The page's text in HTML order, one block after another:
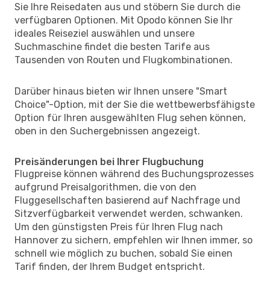
Sie Ihre Reisedaten aus und stöbern Sie durch die
verfügbaren Optionen. Mit Opodo können Sie Ihr
ideales Reiseziel auswählen und unsere
Suchmaschine findet die besten Tarife aus
Tausenden von Routen und Flugkombinationen.
Darüber hinaus bieten wir Ihnen unsere "Smart
Choice"-Option, mit der Sie die wettbewerbsfähigste
Option für Ihren ausgewählten Flug sehen können,
oben in den Suchergebnissen angezeigt.
Preisänderungen bei Ihrer Flugbuchung
Flugpreise können während des Buchungsprozesses
aufgrund Preisalgorithmen, die von den
Fluggesellschaften basierend auf Nachfrage und
Sitzverfügbarkeit verwendet werden, schwanken.
Um den günstigsten Preis für Ihren Flug nach
Hannover zu sichern, empfehlen wir Ihnen immer, so
schnell wie möglich zu buchen, sobald Sie einen
Tarif finden, der Ihrem Budget entspricht.